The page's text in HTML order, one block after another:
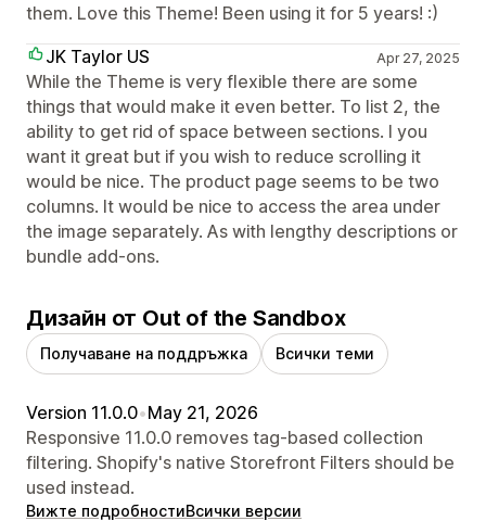
them. Love this Theme! Been using it for 5 years! :)
JK Taylor US
Apr 27, 2025
While the Theme is very flexible there are some
things that would make it even better. To list 2, the
ability to get rid of space between sections. I you
want it great but if you wish to reduce scrolling it
would be nice. The product page seems to be two
columns. It would be nice to access the area under
the image separately. As with lengthy descriptions or
bundle add-ons.
Дизайн от Out of the Sandbox
Получаване на поддръжка Всички теми
Version 11.0.0•May 21, 2026
Responsive 11.0.0 removes tag-based collection
filtering. Shopify's native Storefront Filters should be
used instead.
Вижте подробностиВсички версии